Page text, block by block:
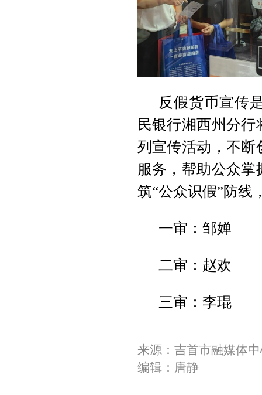
反假货币宣传
民银行湘西州分
列宣传活动，不断
服务，帮助公众
筑“公众识假”防线
一审：邹婵
二审：赵欢
三审：李琨
来源：吉首市融媒体
编辑：唐静